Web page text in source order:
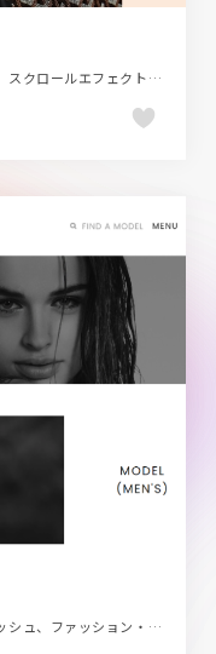
インテリア・家具・雑貨・家電、シンプル、スクロールエフェクト、スタイリッシュ、タイポグラフィー、ダイナミック、デザイン・アート・音楽・文芸、ピンク系、ファッション・ビューティー、フラットデザイン、ブラック系 、ベージュ・ゴールド系、ポップ、ポータルサイト、メディアサイト、大きめ写真
コーポレートサイト、シンプル、スタイリッシュ、ファッション・ビューティー、ホワイト系、大きめ写真